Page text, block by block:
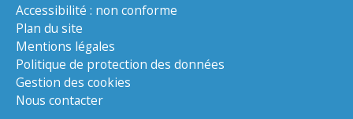
Accessibilité : non conforme
Plan du site
Mentions légales
Politique de protection des données
Gestion des cookies
Nous contacter